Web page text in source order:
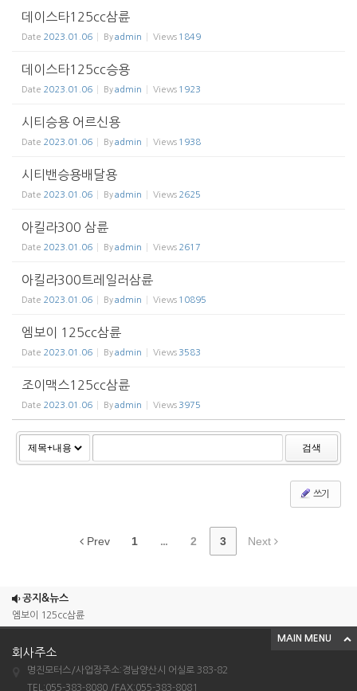
데이스타125cc삼륜
Date 2023.01.06 Byadmin Views 1849
데이스타125cc승용
Date 2023.01.06 Byadmin Views 1923
시티승용 어르신용
Date 2023.01.06 Byadmin Views 1938
시티밴승용배달용
Date 2023.01.06 Byadmin Views 2625
아킬라300 삼륜
Date 2023.01.06 Byadmin Views 2617
아킬라300트레일러삼륜
Date 2023.01.06 Byadmin Views 10895
엠보이 125cc삼륜
Date 2023.01.06 Byadmin Views 3583
조이맥스125cc삼륜
Date 2023.01.06 Byadmin Views 3975
검색
쓰기
Prev 1 ... 2 3 Next
공지&뉴스
엠보이 125cc삼륜
시티밴승용배달용
MAIN MENU
회사주소
명진모터스/사업장주소:경남양산시 어실로 383-82
TEL:055-383-8080 /FAX:055-383-8081